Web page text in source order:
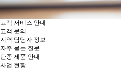
고객 서비스 안내
고객 문의
지역 담당자 정보
자주 묻는 질문
단종 제품 안내
사업 현황